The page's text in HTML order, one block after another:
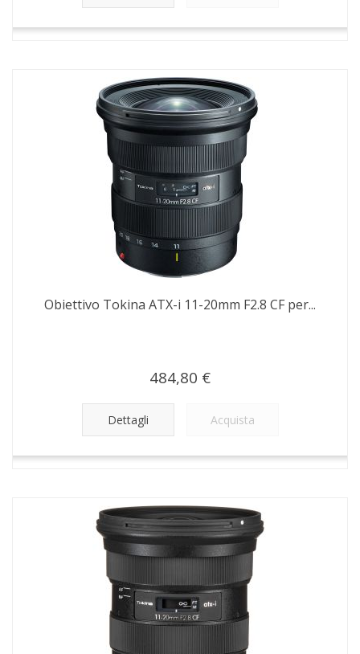
Obiettivo Tokina ATX-i 11-20mm F2.8 CF per...
484,80 €
Dettagli Acquista